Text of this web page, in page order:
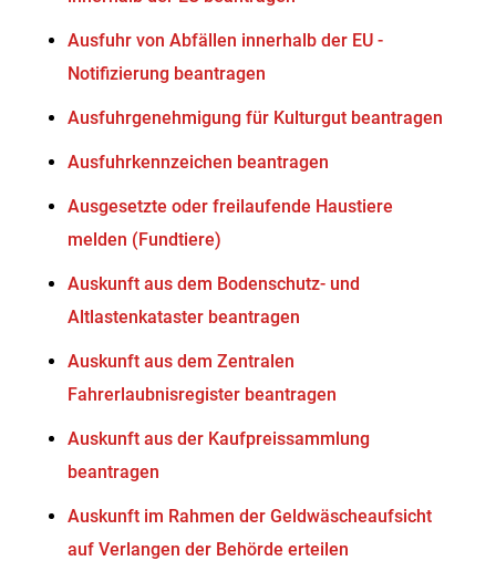
Ausfuhr von Abfällen innerhalb der EU -
Notifizierung beantragen
Ausfuhrgenehmigung für Kulturgut beantragen
Ausfuhrkennzeichen beantragen
Ausgesetzte oder freilaufende Haustiere
melden (Fundtiere)
Auskunft aus dem Bodenschutz- und
Altlastenkataster beantragen
Auskunft aus dem Zentralen
Fahrerlaubnisregister beantragen
Auskunft aus der Kaufpreissammlung
beantragen
Auskunft im Rahmen der Geldwäscheaufsicht
auf Verlangen der Behörde erteilen